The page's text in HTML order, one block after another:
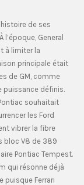
de ses
l’époque, General
à limiter la
principale était
de GM, comme
puissance définis.
souhaitait
les Ford
vibrer la fibre
bloc V8 de 389
Pontiac Tempest.
qui résonne déjà
Ferrari